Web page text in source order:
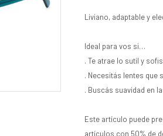
Liviano, adaptable y
Ideal para vos si…
. Te atrae lo sutil y
. Necesitás lentes que
. Buscás suavidad en
Este artículo puede
artículos con 50% de